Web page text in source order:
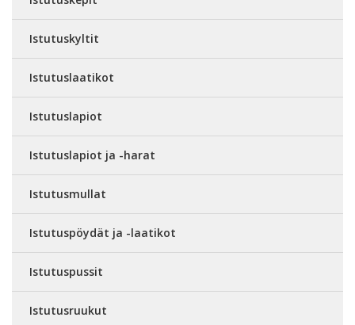
Istutuskyltit
Istutuslaatikot
Istutuslapiot
Istutuslapiot ja -harat
Istutusmullat
Istutuspöydät ja -laatikot
Istutuspussit
Istutusruukut